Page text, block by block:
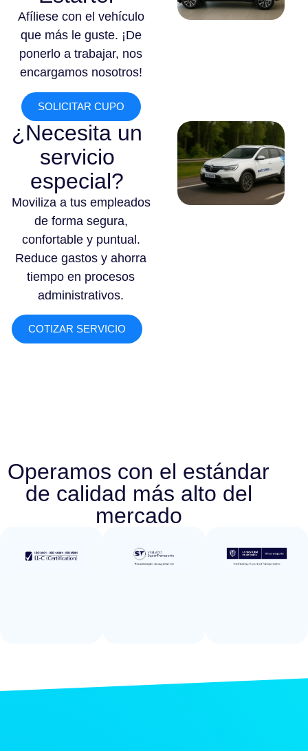
Afíliese con el vehículo
que más le guste. ¡De
ponerlo a trabajar, nos
encargamos nosotros!
SOLICITAR CUPO
¿Necesita un
servicio
especial?
Moviliza a tus empleados
de forma segura,
confortable y puntual.
Reduce gastos y ahorra
tiempo en procesos
administrativos.
COTIZAR SERVICIO
Operamos con el estándar
de calidad más alto del
mercado